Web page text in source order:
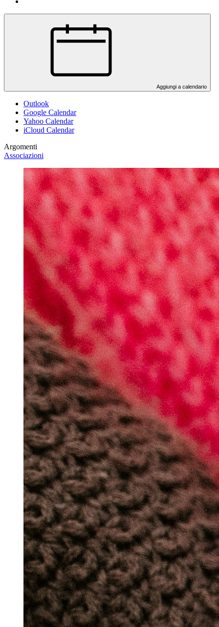
Aggiungi a calendario
Outlook
Google Calendar
Yahoo Calendar
iCloud Calendar
Argomenti
Associazioni